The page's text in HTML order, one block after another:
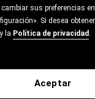
sus preferencias
Si desea
y la Política de privacidad.
Aceptar